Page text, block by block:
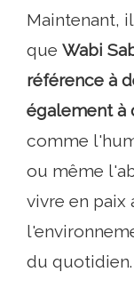
Maintenant,
que Wabi
référence à
également à
comme
ou même
vivre en paix
du quotidien.